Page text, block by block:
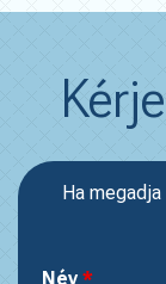
Ha
Név *